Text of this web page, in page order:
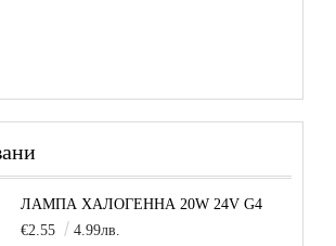
ЛАМПА ХАЛОГЕННА 20W 24V G4
€2.55
4.99лв.